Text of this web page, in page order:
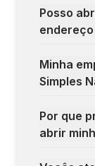
Posso
Minha
Simples
Por que
abrir